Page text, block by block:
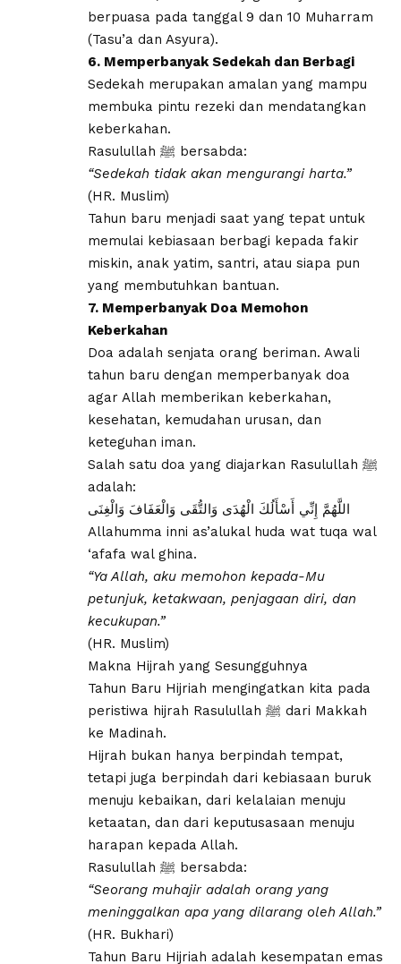
berpuasa pada tanggal 9 dan 10 Muharram
(Tasu’a dan Asyura).
6. Memperbanyak Sedekah dan Berbagi
Sedekah merupakan amalan yang mampu
membuka pintu rezeki dan mendatangkan
keberkahan.
Rasulullah ﷺ bersabda:
“Sedekah tidak akan mengurangi harta.”
(HR. Muslim)
Tahun baru menjadi saat yang tepat untuk
memulai kebiasaan berbagi kepada fakir
miskin, anak yatim, santri, atau siapa pun
yang membutuhkan bantuan.
7. Memperbanyak Doa Memohon
Keberkahan
Doa adalah senjata orang beriman. Awali
tahun baru dengan memperbanyak doa
agar Allah memberikan keberkahan,
kesehatan, kemudahan urusan, dan
keteguhan iman.
Salah satu doa yang diajarkan Rasulullah ﷺ
adalah:
اللَّهُمَّ إِنِّي أَسْأَلُكَ الْهُدَى وَالتُّقَى وَالْعَفَافَ وَالْغِنَى
Allahumma inni as’alukal huda wat tuqa wal
‘afafa wal ghina.
“Ya Allah, aku memohon kepada-Mu
petunjuk, ketakwaan, penjagaan diri, dan
kecukupan.”
(HR. Muslim)
Makna Hijrah yang Sesungguhnya
Tahun Baru Hijriah mengingatkan kita pada
peristiwa hijrah Rasulullah ﷺ dari Makkah
ke Madinah.
Hijrah bukan hanya berpindah tempat,
tetapi juga berpindah dari kebiasaan buruk
menuju kebaikan, dari kelalaian menuju
ketaatan, dan dari keputusasaan menuju
harapan kepada Allah.
Rasulullah ﷺ bersabda:
“Seorang muhajir adalah orang yang
meninggalkan apa yang dilarang oleh Allah.”
(HR. Bukhari)
Tahun Baru Hijriah adalah kesempatan emas